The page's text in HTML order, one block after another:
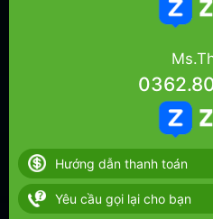
Hướng dẫn thanh toán
Yêu cầu gọi lại cho bạn